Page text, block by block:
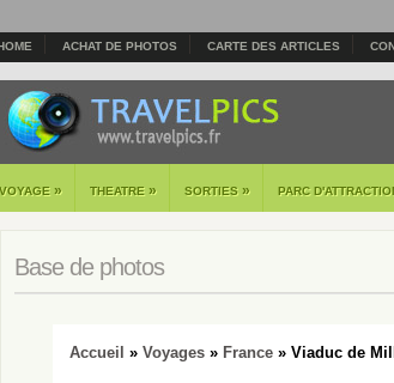
ACHAT DE PHOTOS CARTE DES ARTICLES
VOYAGE » THEATRE » SORTIES » PARC
Base de photos
Accueil » Voyages » France » Viaduc de